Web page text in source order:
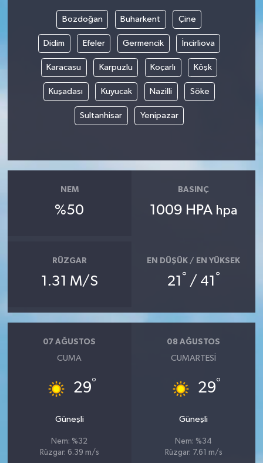
Bozdoğan Buharkent Çine
Didim Efeler Germencik İncirliova
Karacasu Karpuzlu Koçarlı Köşk
Kuşadası Kuyucak Nazilli Söke
Sultanhisar Yenipazar
NEM
%50
BASINÇ
1009 HPA hpa
RÜZGAR
1.31 M/S
EN DÜŞÜK / EN YÜKSEK
21 ° / 41 °
07 AĞUSTOS
CUMA
29°
Güneşli
Nem: %32
Rüzgar: 6.39 m/s
08 AĞUSTOS
CUMARTESI
29°
Güneşli
Nem: %34
Rüzgar: 7.61 m/s